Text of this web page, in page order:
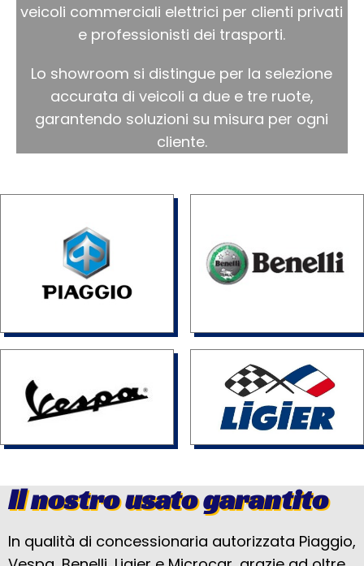
veicoli commerciali elettrici per clienti privati
e professionisti dei trasporti.
Lo showroom si distingue per la selezione
accurata di veicoli a due e tre ruote,
garantendo soluzioni su misura per ogni
cliente.
Il nostro usato garantito
In qualità di concessionaria autorizzata Piaggio,